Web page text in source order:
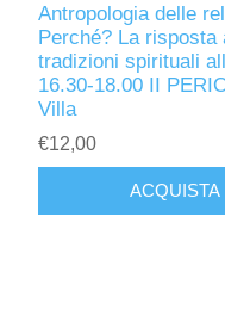
Antropologia delle
Perché? La risposta
tradizioni spirituali
16.30-18.00 II
Villa
€12,00
ACQUISTA